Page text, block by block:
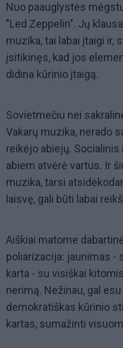
Nuo paauglystės
"Led Zeppelin". Jų
muzika, tai labai įtaigi ir,
įsitikinęs, kad jos
didina kūrinio įtaigą.
Sovietmečiu nei
Vakarų muzika, nerado
reikėjo abiejų.
abiem atvėrė vartus. Ir
muzika, tarsi
laisvę, gali būti labai
Aiškiai matome
poliarizacija: jaunimas -
karta - su visiškai
nerimą. Nežinau, gal
demokratiškas kūrinio
kartas, sumažinti